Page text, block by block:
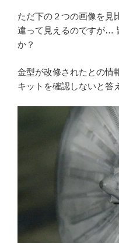
ただ下の２つの画像を見
違って見えるのですが…
か？
金型が改修されたとの情
キットを確認しないと答